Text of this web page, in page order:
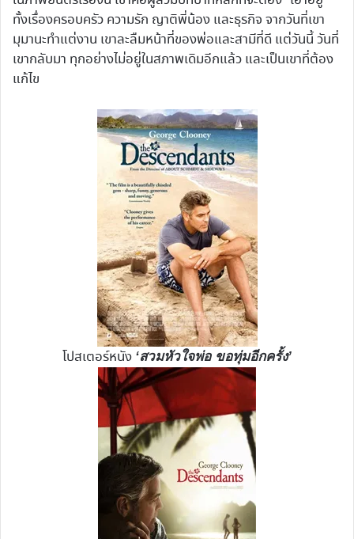
ทั้งเรื่องครอบครัว ความรัก ญาติพี่น้อง และธุรกิจ จากวันที่เขา
มุมานะทำแต่งาน เขาละลืมหน้าที่ของพ่อและสามีที่ดี แต่วันนี้ วันที่
เขากลับมา ทุกอย่างไม่อยู่ในสภาพเดิมอีกแล้ว และเป็นเขาที่ต้อง
แก้ไข
โปสเตอร์หนัง ‘สวมหัวใจพ่อ ขอทุ่มอีกครั้ง’